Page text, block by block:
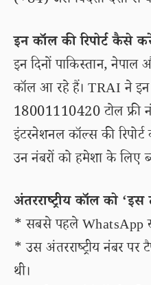
इन कॉल की रिपोर्ट कैसे
इन दिनों पाकिस्तान,
कॉल आ रहे हैं। TRAI ने
18001110420 टोल फ्री
इंटरनेशनल कॉल्स की
उन नंबरों को हमेशा के लिए
अंतरराष्ट्रीय कॉल को
* सबसे पहले WhatsApp
* उस अंतरराष्ट्रीय नंबर पर
थी।